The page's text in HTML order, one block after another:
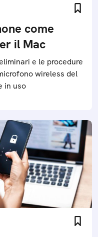
come
il Mac
e le procedure
wireless del
in uso